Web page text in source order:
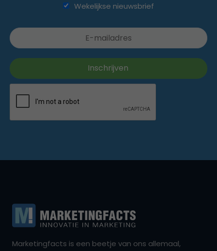
Wekelijkse nieuwsbrief
Marketingfacts is een beetje van ons allemaal,